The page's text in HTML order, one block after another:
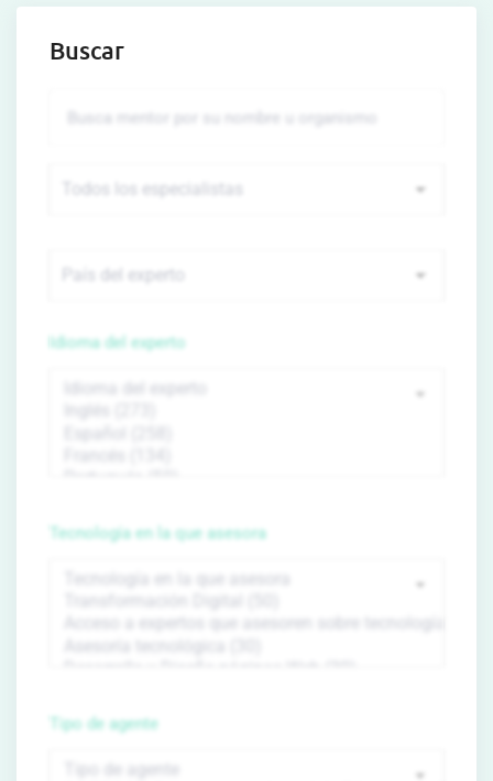
Buscar
Idioma del experto
Tecnología en la que asesora
Tipo de agente